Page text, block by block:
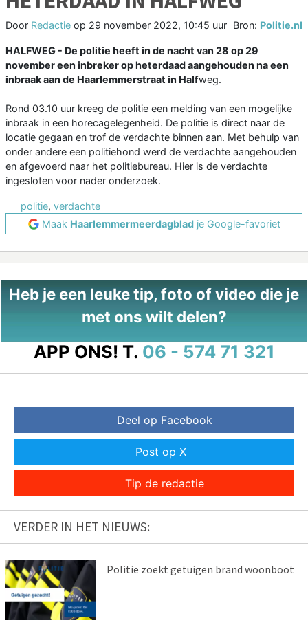
Door Redactie op 29 november 2022, 10:45 uur Bron: Politie.nl
HALFWEG - De politie heeft in de nacht van 28 op 29
november een inbreker op heterdaad aangehouden na een
inbraak aan de Haarlemmerstraat in Halfweg.
Rond 03.10 uur kreeg de politie een melding van een mogelijke
inbraak in een horecagelegenheid. De politie is direct naar de
locatie gegaan en trof de verdachte binnen aan. Met behulp van
onder andere een politiehond werd de verdachte aangehouden
en afgevoerd naar het politiebureau. Hier is de verdachte
ingesloten voor nader onderzoek.
politie, verdachte
Maak Haarlemmermeerdagbladje Google-favoriet
Heb je een leuke tip, foto of video die je
met ons wilt delen?
APP ONS! T. 06 - 574 71 321
Deel op Facebook
Post op X
Tip de redactie
VERDER IN HET NIEUWS:
Politie zoekt getuigen brand woonboot